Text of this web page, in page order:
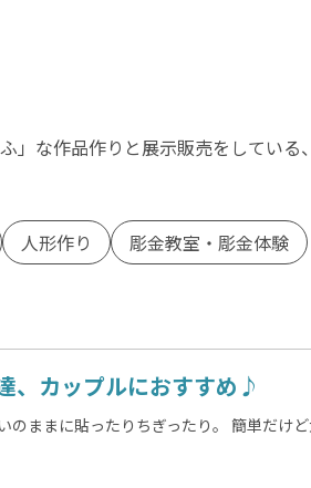
」な作品作りと展示販売をしている
人形作り
彫金教室・彫金体験
、カップルにおすすめ♪
ままに貼ったりちぎったり。 簡単だけ